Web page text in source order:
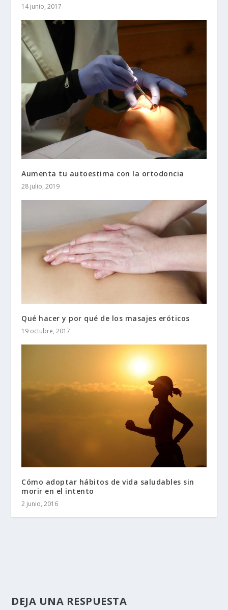
14 junio, 2017
Aumenta tu autoestima con la ortodoncia
28 julio, 2019
Qué hacer y por qué de los masajes eróticos
19 octubre, 2017
Cómo adoptar hábitos de vida saludables sin
morir en el intento
2 junio, 2016
DEJA UNA RESPUESTA